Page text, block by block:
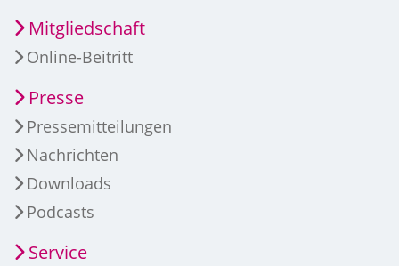
Mitgliedschaft
Online-Beitritt
Presse
Pressemitteilungen
Nachrichten
Downloads
Podcasts
Service